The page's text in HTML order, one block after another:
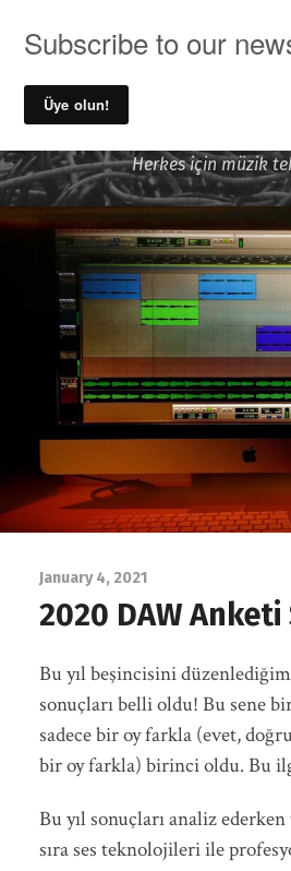
Ufuk Önen ile
Müzik
Herkes için müzik
January 4, 2021
2020 DAW Anketi
Bu yıl beşincisini
sonuçları belli oldu! Bu sene
sadece bir oy farkla (evet,
bir oy farkla) birinci oldu. Bu
Bu yıl sonuçları analiz
sıra ses teknolojileri ile